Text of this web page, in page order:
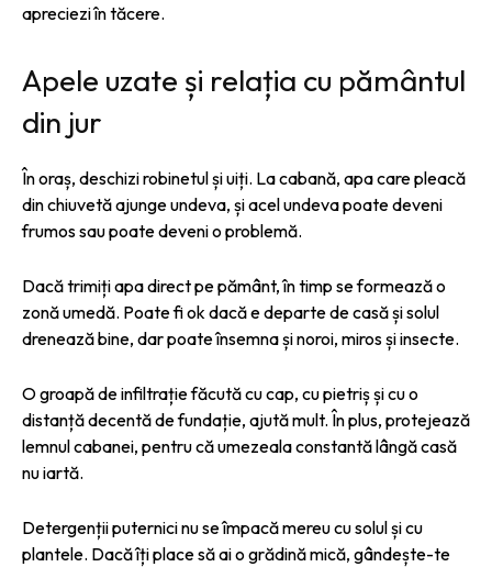
apreciezi în tăcere.
Apele uzate și relația cu pământul
din jur
În oraș, deschizi robinetul și uiți. La cabană, apa care pleacă
din chiuvetă ajunge undeva, și acel undeva poate deveni
frumos sau poate deveni o problemă.
Dacă trimiți apa direct pe pământ, în timp se formează o
zonă umedă. Poate fi ok dacă e departe de casă și solul
drenează bine, dar poate însemna și noroi, miros și insecte.
O groapă de infiltrație făcută cu cap, cu pietriș și cu o
distanță decentă de fundație, ajută mult. În plus, protejează
lemnul cabanei, pentru că umezeala constantă lângă casă
nu iartă.
Detergenții puternici nu se împacă mereu cu solul și cu
plantele. Dacă îți place să ai o grădină mică, gândește-te